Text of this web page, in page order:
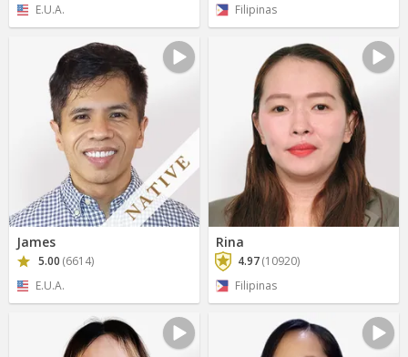
E.U.A.
Filipinas
James
5.00 (6614)
E.U.A.
Rina
4.97(10920)
Filipinas